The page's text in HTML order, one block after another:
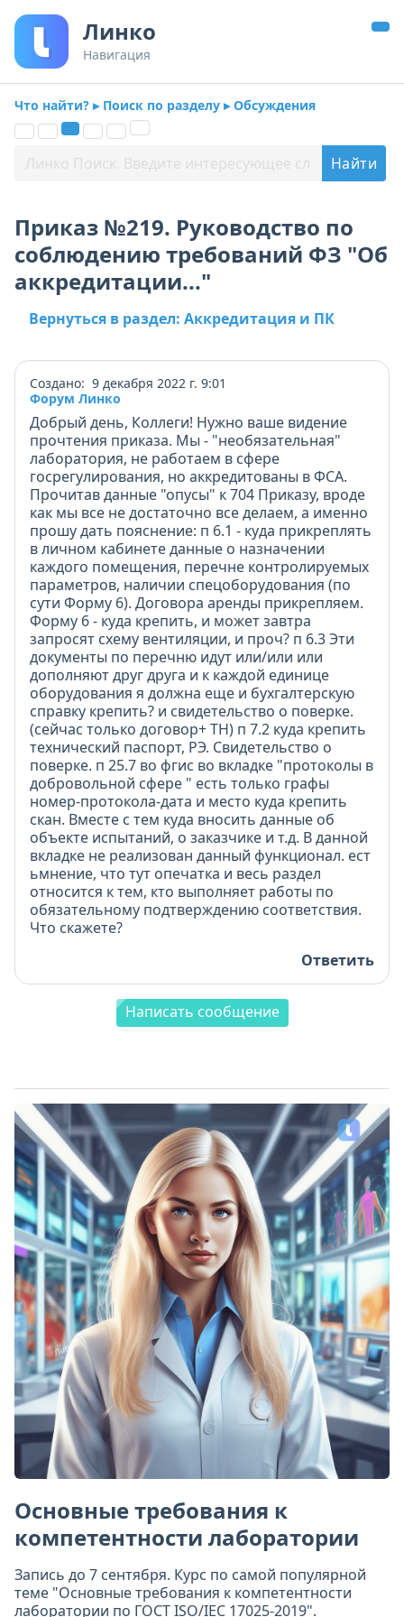
Линко
Навигация
Что найти? ▸ Поиск по разделу ▸ Обсуждения
Приказ №219. Руководство по
соблюдению требований ФЗ "Об
аккредитации..."
Вернуться в раздел: Аккредитация и ПК
Создано: 9 декабря 2022 г. 9:01
Форум Линко
Добрый день, Коллеги! Нужно ваше видение
прочтения приказа. Мы - "необязательная"
лаборатория, не работаем в сфере
госрегулирования, но аккредитованы в ФСА.
Прочитав данные "опусы" к 704 Приказу, вроде
как мы все не достаточно все делаем, а именно
прошу дать пояснение: п 6.1 - куда прикреплять
в личном кабинете данные о назначении
каждого помещения, перечне контролируемых
параметров, наличии спецоборудования (по
сути Форму 6). Договора аренды прикрепляем.
Форму 6 - куда крепить, и может завтра
запросят схему вентиляции, и проч? п 6.3 Эти
документы по перечню идут или/или или
дополняют друг друга и к каждой единице
оборудования я должна еще и бухгалтерскую
справку крепить? и свидетельство о поверке.
(сейчас только договор+ ТН) п 7.2 куда крепить
технический паспорт, РЭ. Свидетельство о
поверке. п 25.7 во фгис во вкладке "протоколы в
добровольной сфере " есть только графы
номер-протокола-дата и место куда крепить
скан. Вместе с тем куда вносить данные об
объекте испытаний, о заказчике и т.д. В данной
вкладке не реализован данный функционал. ест
ьмнение, что тут опечатка и весь раздел
относится к тем, кто выполняет работы по
обязательному подтверждению соответствия.
Что скажете?
Ответить
Написать сообщение
Основные требования к
компетентности лаборатории
Запись до 7 сентября. Курс по самой популярной
теме "Основные требования к компетентности
лаборатории по ГОСТ ISO/IEC 17025-2019".